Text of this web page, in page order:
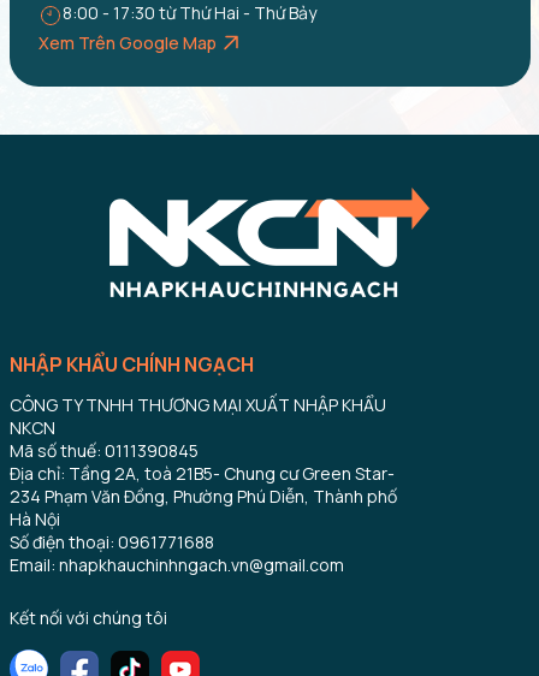
8:00 - 17:30 từ Thứ Hai - Thứ Bảy
Xem Trên Google Map
NHẬP KHẨU CHÍNH NGẠCH
CÔNG TY TNHH THƯƠNG MẠI XUẤT NHẬP KHẨU
NKCN
Mã số thuế: 0111390845
Địa chỉ: Tầng 2A, toà 21B5- Chung cư Green Star-
234 Phạm Văn Đồng, Phường Phú Diễn, Thành phố
Hà Nội
Số điện thoại: 0961771688
Email: nhapkhauchinhngach.vn@gmail.com
Kết nối với chúng tôi